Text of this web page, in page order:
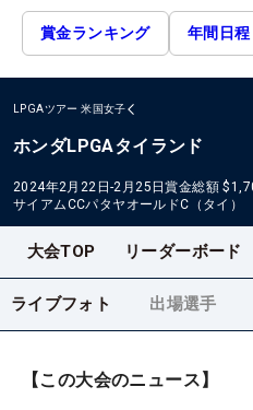
賞金ランキング 年間日程
LPGAツアー 米国女子
ホンダLPGAタイランド
2024年2月22日-2月25日賞金総額
サイアムCCパタヤオールドC（タイ）
大会TOP リーダーボード
ライブフォト 出場選手
【この大会のニュース】